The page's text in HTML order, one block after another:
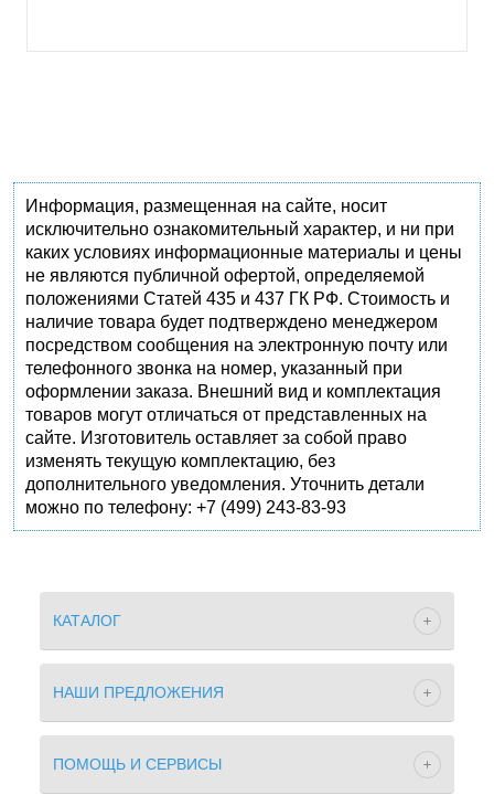
Информация, размещенная на сайте, носит
исключительно ознакомительный характер, и ни при
каких условиях информационные материалы и цены
не являются публичной офертой, определяемой
положениями Статей 435 и 437 ГК РФ. Стоимость и
наличие товара будет подтверждено менеджером
посредством сообщения на электронную почту или
телефонного звонка на номер, указанный при
оформлении заказа. Внешний вид и комплектация
товаров могут отличаться от представленных на
сайте. Изготовитель оставляет за собой право
изменять текущую комплектацию, без
дополнительного уведомления. Уточнить детали
можно по телефону: +7 (499) 243-83-93
КАТАЛОГ
НАШИ ПРЕДЛОЖЕНИЯ
ПОМОЩЬ И СЕРВИСЫ